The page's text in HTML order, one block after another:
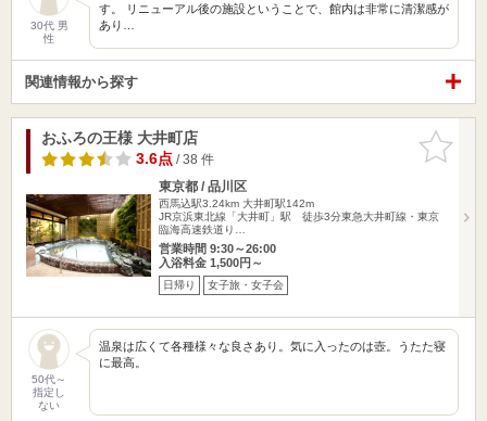
30代 男
性
す。 リニューアル後の施設ということで、館内は非常に清潔感が
あり…
関連情報から探す
お気に入
りに追加
おふろの王様 大井町店
3.6点/ 38 件
東京都 / 品川区
西馬込駅3.24km 大井町駅142m
JR京浜東北線「大井町」駅 徒歩3分東急大井町線・東京
臨海高速鉄道り…
営業時間 9:30～26:00
入浴料金 1,500円～
日帰り 女子旅・女子会
50代～
指定し
ない
温泉は広くて各種様々な良さあり。気に入ったのは壺。うたた寝
に最高。